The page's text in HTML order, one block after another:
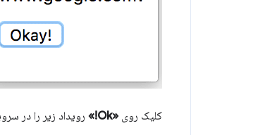
کلیک روی «Ok!» رویداد زیر را در